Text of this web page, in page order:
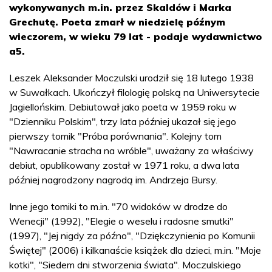
wykonywanych m.in. przez Skaldów i Marka
Grechutę. Poeta zmarł w niedzielę późnym
wieczorem, w wieku 79 lat - podaje wydawnictwo
a5.
Leszek Aleksander Moczulski urodził się 18 lutego 1938
w Suwałkach. Ukończył filologię polską na Uniwersytecie
Jagiellońskim. Debiutował jako poeta w 1959 roku w
"Dzienniku Polskim", trzy lata później ukazał się jego
pierwszy tomik "Próba porównania". Kolejny tom
"Nawracanie stracha na wróble", uważany za właściwy
debiut, opublikowany został w 1971 roku, a dwa lata
później nagrodzony nagrodą im. Andrzeja Bursy.
Inne jego tomiki to m.in. "70 widoków w drodze do
Wenecji" (1992), "Elegie o weselu i radosne smutki"
(1997), "Jej nigdy za późno", "Dziękczynienia po Komunii
Świętej" (2006) i kilkanaście książek dla dzieci, m.in. "Moje
kotki", "Siedem dni stworzenia świata". Moczulskiego